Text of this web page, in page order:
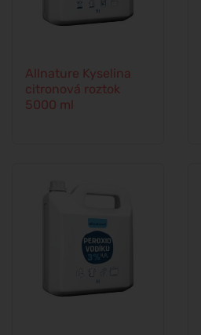
Allnature Kyselina
citronová roztok
5000 ml